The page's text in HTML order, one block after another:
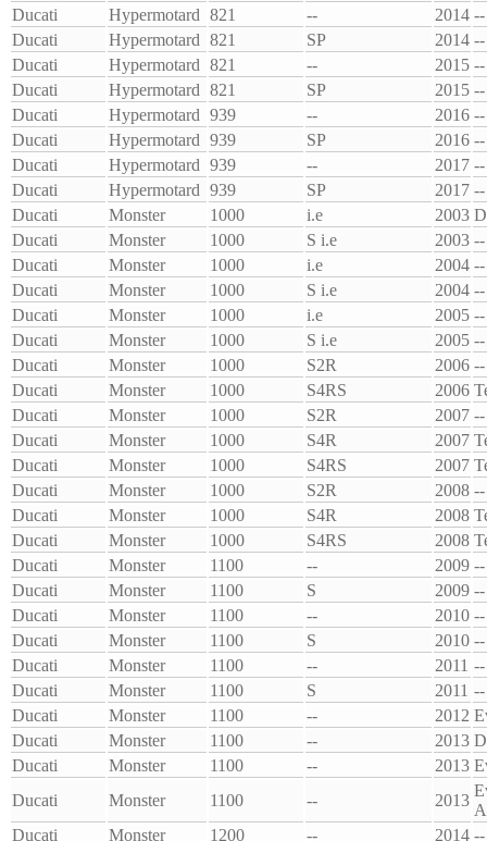
Ducati
Hypermotard 821 -- 2014 --
Ducati
Hypermotard 821 SP 2014 --
Ducati
Hypermotard 821 -- 2015 --
Ducati
Hypermotard 821 SP 2015 --
Ducati
Hypermotard 939 -- 2016 --
Ducati
Hypermotard 939 SP 2016 --
Ducati
Hypermotard 939 -- 2017 --
Ducati
Hypermotard 939 SP 2017 --
Ducati
Monster 1000 i.e 2003
Ducati
Monster 1000 S i.e 2003 --
Ducati
Monster 1000 i.e 2004 --
Ducati
Monster 1000 S i.e 2004 --
Ducati
Monster 1000 i.e 2005 --
Ducati
Monster 1000 S i.e 2005 --
Ducati
Monster 1000 S2R 2006 --
Ducati
Monster 1000 S4RS 2006
Ducati
Monster 1000 S2R 2007 --
Ducati
Monster 1000 S4R 2007
Ducati
Monster 1000 S4RS 2007
Ducati
Monster 1000 S2R 2008 --
Ducati
Monster 1000 S4R 2008
Ducati
Monster 1000 S4RS 2008
Ducati
Monster 1100 -- 2009 --
Ducati
Monster 1100 S 2009 --
Ducati
Monster 1100 -- 2010 --
Ducati
Monster 1100 S 2010 --
Ducati
Monster 1100 -- 2011 --
Ducati
Monster 1100 S 2011 --
Ducati
Monster 1100 -- 2012
Ducati
Monster 1100 -- 2013
Ducati
Monster 1100 -- 2013
Ducati
Monster 1100 -- 2013
Ducati
Monster 1200 -- 2014 --